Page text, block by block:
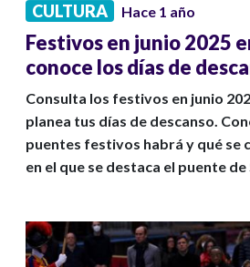
CULTURA Hace 1 año
Festivos en junio 2025
conoce los días de
Consulta los festivos en junio
planea tus días de descanso.
puentes festivos habrá y qué se
en el que se destaca el puente de